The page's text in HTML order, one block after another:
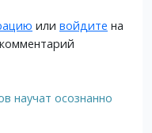
или войдите на
научат осознанно